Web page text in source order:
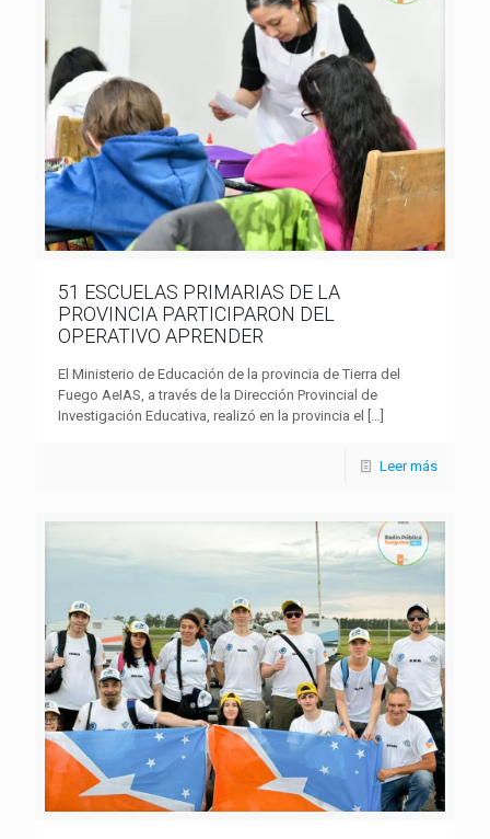
51 ESCUELAS PRIMARIAS DE LA
PROVINCIA PARTICIPARON DEL
OPERATIVO APRENDER
El Ministerio de Educación de la provincia de Tierra del
Fuego AeIAS, a través de la Dirección Provincial de
Investigación Educativa, realizó en la provincia el […]
Leer más